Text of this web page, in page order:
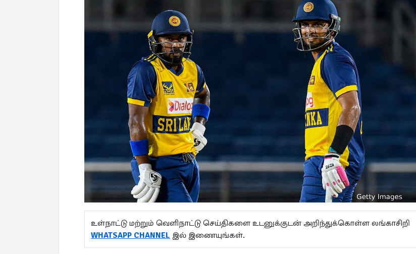
உள்நாட்டு மற்றும் வெளிநாட்டு செய்திகளை உடனுக்குடன் அறிந்துக்கொள்ள லங்காசிறி
WHATSAPP CHANNEL இல் இணையுங்கள்.